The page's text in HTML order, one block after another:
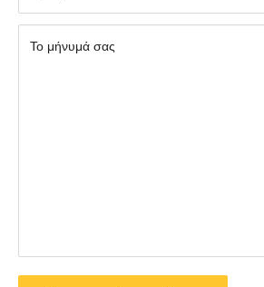
Το μήνυμά σας